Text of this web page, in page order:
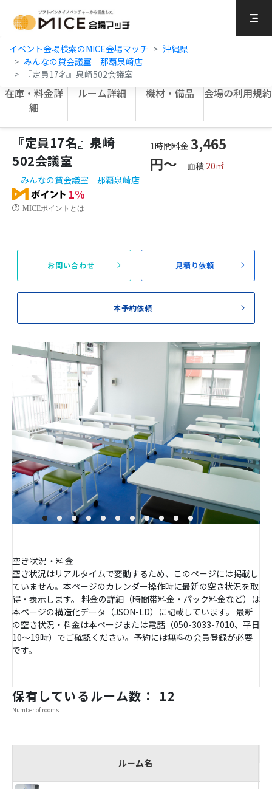
イベント会場検索のMICE会場マッチ
沖縄県
みんなの貸会議室 那覇泉崎店
『定員17名』泉崎502会議室
在庫・料金詳
細
ルーム詳細 機材・備品 会場の利用規約
『定員17名』泉崎
502会議室
1時間料金 3,465
円〜面積 20㎡
みんなの貸会議室 那覇泉崎店
1%
MICEポイントとは
お問い合わせ 見積り依頼
本予約依頼
空き状況・料金
空き状況はリアルタイムで変動するため、このページには掲載し
ていません。本ページのカレンダー操作時に最新の空き状況を取
得・表示します。 料金の詳細（時間帯料金・パック料金など）は
本ページの構造化データ（JSON-LD）に記載しています。 最新
の空き状況・料金は本ページまたは電話（050-3033-7010、平日
10〜19時）でご確認ください。予約には無料の会員登録が必要
です。
保有しているルーム数： 12
Number of rooms
ルーム名